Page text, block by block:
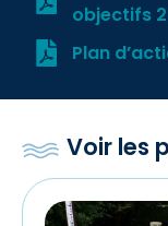
objectifs
Plan
Voir les